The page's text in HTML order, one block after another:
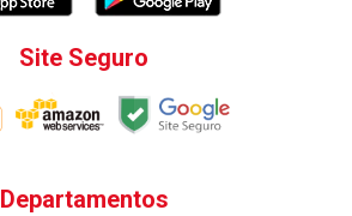
Site Seguro
Departamentos